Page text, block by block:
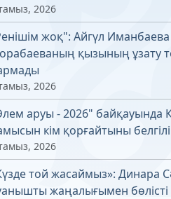
2026
жоқ": Айгүл
қызының ұзату
2026
аруы - 2026" байқауында
кім қорғайтыны
2026
той жасаймыз»: Динара
жаңалығымен